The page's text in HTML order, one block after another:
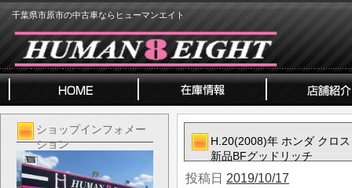
千葉県市原市の中古車ならヒューマンエイト
ショップインフォメー
ション
H.20(2008)年 ホンダ クロ
新品BFグッドリッチ
投稿日 2019/10/17